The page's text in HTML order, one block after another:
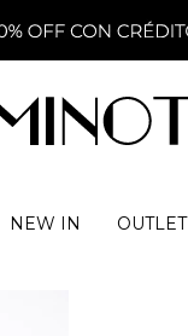
NEW IN OUTLET